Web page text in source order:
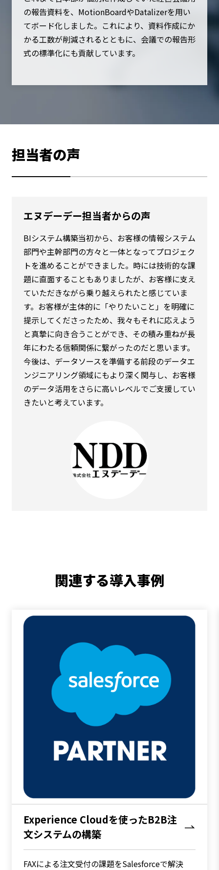
の報告資料を、MotionBoardやDatalizerを用い
てボード化しました。これにより、資料作成にか
かる工数が削減されるとともに、会議での報告形
式の標準化にも貢献しています。
担当者の声
エヌデーデー担当者からの声
BIシステム構築当初から、お客様の情報システム
部門や主幹部門の方々と一体となってプロジェク
トを進めることができました。時には技術的な課
題に直面することもありましたが、お客様に支え
ていただきながら乗り越えられたと感じていま
す。お客様が主体的に「やりたいこと」を明確に
提示してくださったため、我々もそれに応えよう
と真摯に向き合うことができ、その積み重ねが長
年にわたる信頼関係に繋がったのだと思います。
今後は、データソースを準備する前段のデータエ
ンジニアリング領域にもより深く関与し、お客様
のデータ活用をさらに高いレベルでご支援してい
きたいと考えています。
関連する導入事例
Experience Cloudを使ったB2B注
文システムの構築
FAXによる注文受付の課題をSalesforceで解決